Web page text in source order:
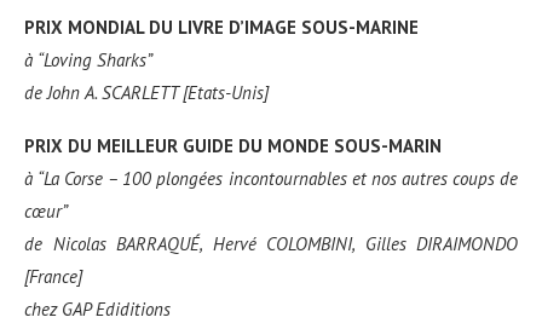
PRIX MONDIAL DU LIVRE D’IMAGE SOUS-MARINE
à “Loving Sharks”
de John A. SCARLETT [Etats-Unis]
PRIX DU MEILLEUR GUIDE DU MONDE SOUS-MARIN
à “La Corse – 100 plongées incontournables et nos autres coups de
cœur”
de Nicolas BARRAQUÉ, Hervé COLOMBINI, Gilles DIRAIMONDO
[France]
chez GAP Ediditions